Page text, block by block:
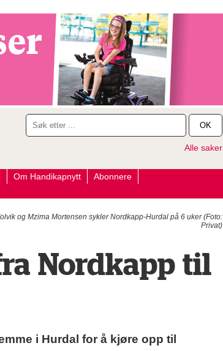
OK
Alle saker
Om Handikapnytt
Abonnere
og Mzima Mortensen sykler Nordkapp-Hurdal på 6 uker (Foto:
Privat)
Nordkapp til
i Hurdal for å kjøre opp til